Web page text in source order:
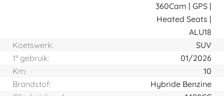
360Cam | GPS |
Heated Seats |
ALU18
Koetswerk:
SUV
1° gebruik:
01/2026
Km:
10
Brandstof:
Hybride Benzine